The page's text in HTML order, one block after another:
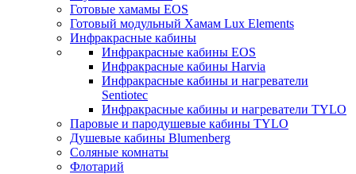
Готовые хамамы EOS
Готовый модульный Хамам Lux Elements
Инфракрасные кабины
Инфракрасные кабины EOS
Инфракрасные кабины Harvia
Инфракрасные кабины и нагреватели
Sentiotec
Инфракрасные кабины и нагреватели TYLO
Паровые и пародушевые кабины TYLO
Душевые кабины Blumenberg
Соляные комнаты
Флотарий